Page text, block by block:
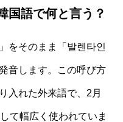
国語で何と言う？
をそのまま「발렌타인
音します。この呼び方
入れた外来語で、2月
て幅広く使われていま